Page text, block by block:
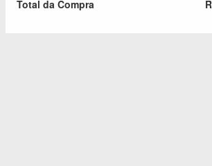
Total da Compra